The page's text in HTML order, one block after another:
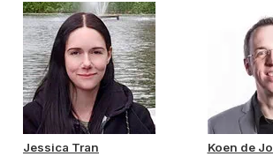
Jessica Tran Koen de